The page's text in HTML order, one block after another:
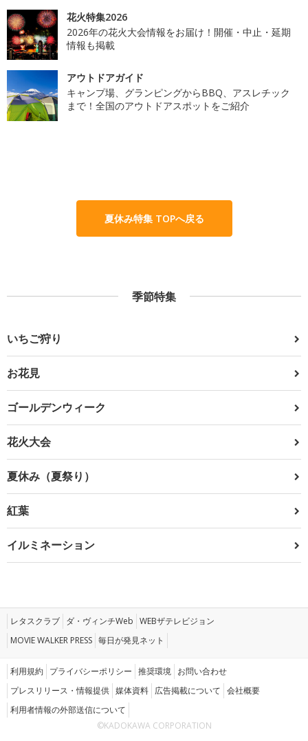
花火特集2026
2026年の花火大会情報をお届け！開催・中止・延期
情報も掲載
アウトドアガイド
キャンプ場、グランピングからBBQ、アスレチック
まで！全国のアウトドアスポットをご紹介
夏休み特集 TOPへ戻る
季節特集
いちご狩り
お花見
ゴールデンウィーク
花火大会
夏休み（夏祭り）
紅葉
イルミネーション
レタスクラブ ダ・ヴィンチWeb WEBザテレビジョン
MOVIE WALKER PRESS 毎日が発見ネット
利用規約 プライバシーポリシー 推奨環境 お問い合わせ
プレスリリース・情報提供 媒体資料 広告掲載について 会社概要
利用者情報の外部送信について
©KADOKAWA CORPORATION